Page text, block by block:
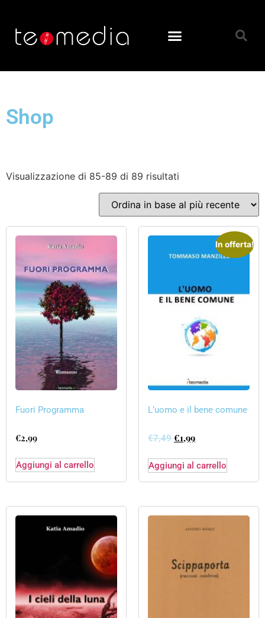
Shop
Visualizzazione di 85-89 di 89 risultati
Fuori Programma
€2,99
Aggiungi al carrello
In offerta!
L’uomo e il bene comune
€7,49 €1,99
Aggiungi al carrello